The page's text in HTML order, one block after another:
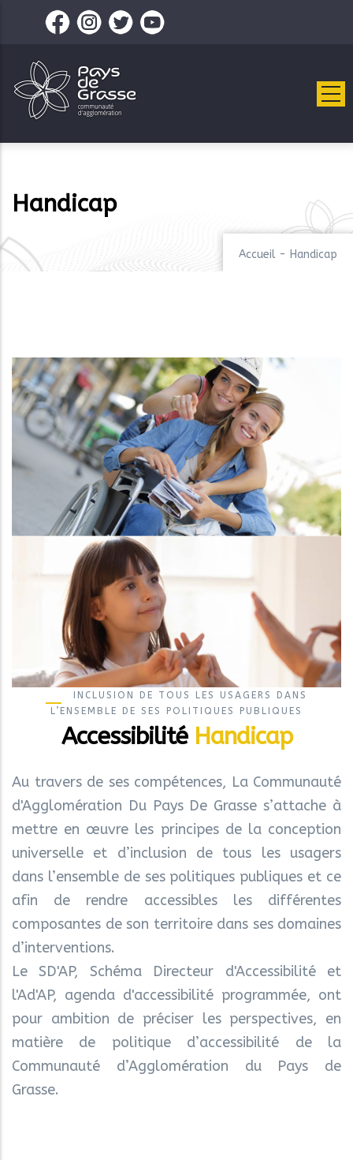
contenu
principal
Handicap
Accueil - Handicap
INCLUSION DE TOUS LES USAGERS DANS
L’ENSEMBLE DE SES POLITIQUES PUBLIQUES
Accessibilité Handicap
Au travers de ses compétences, La Communauté
d'Agglomération Du Pays De Grasse s’attache à
mettre en œuvre les principes de la conception
universelle et d’inclusion de tous les usagers
dans l’ensemble de ses politiques publiques et ce
afin de rendre accessibles les différentes
composantes de son territoire dans ses domaines
d’interventions.
Le SD'AP, Schéma Directeur d'Accessibilité et
l'Ad'AP, agenda d'accessibilité programmée, ont
pour ambition de préciser les perspectives, en
matière de politique d’accessibilité de la
Communauté d’Agglomération du Pays de
Grasse.